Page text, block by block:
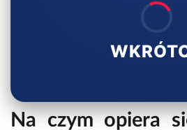
Na czym opiera